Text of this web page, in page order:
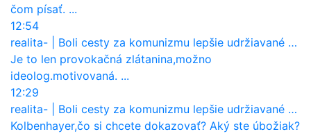
čom písať. ...
12:54
realita-
Boli cesty za komunizmu lepšie udržiavané ako dnes?
Je to len provokačná zlátanina,možno
ideolog.motivovaná. ...
12:29
realita-
Boli cesty za komunizmu lepšie udržiavané ako dnes?
Kolbenhayer,čo si chcete dokazovať? Aký ste úbožiak?